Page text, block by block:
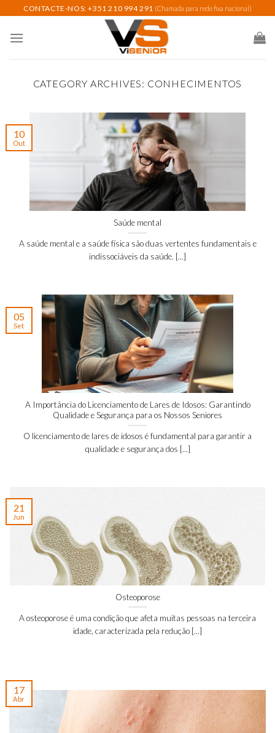
content
CONTACTE-NOS: +351 210 994 291 (Chamada para rede fixa nacional)
CATEGORY ARCHIVES: CONHECIMENTOS
Saúde mental
A saúde mental e a saúde física são duas vertentes fundamentais e
indissociáveis da saúde. [...]
10
Out
A Importância do Licenciamento de Lares de Idosos: Garantindo
Qualidade e Segurança para os Nossos Seniores
O licenciamento de lares de idosos é fundamental para garantir a
qualidade e segurança dos [...]
05
Set
Osteoporose
A osteoporose é uma condição que afeta muitas pessoas na terceira
idade, caracterizada pela redução [...]
21
Jun
17
Abr